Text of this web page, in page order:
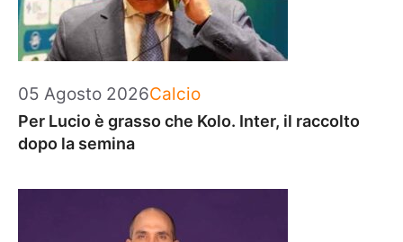
05 Agosto 2026Categorie
Calcio
Per Lucio è grasso che Kolo. Inter, il raccolto
dopo la semina